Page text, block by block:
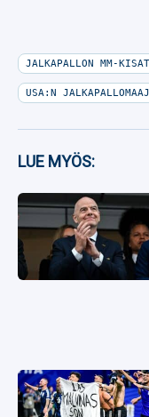
JALKAPALLON MM-KISAT
USA:N
LUE MYÖS: